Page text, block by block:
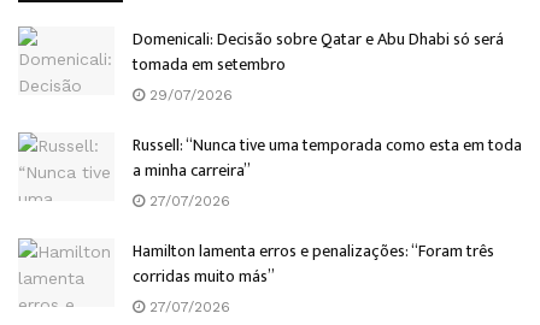
Domenicali: Decisão sobre Qatar e Abu Dhabi só será
tomada em setembro
29/07/2026
Russell: “Nunca tive uma temporada como esta em toda
a minha carreira”
27/07/2026
Hamilton lamenta erros e penalizações: “Foram três
corridas muito más”
27/07/2026